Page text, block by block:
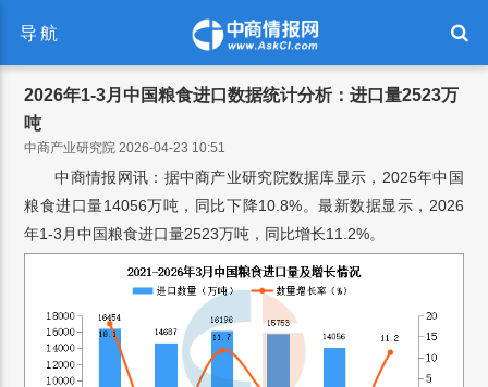
导航
2026年1-3月中国粮食进口数据统计分析：进口量2523万
吨
中商产业研究院 2026-04-23 10:51
中商情报网讯：据中商产业研究院数据库显示，2025年中国
粮食进口量14056万吨，同比下降10.8%。最新数据显示，2026
年1-3月中国粮食进口量2523万吨，同比增长11.2%。